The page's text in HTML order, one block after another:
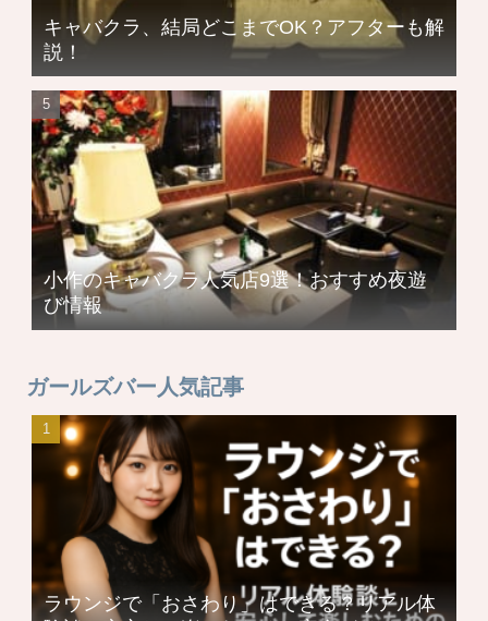
キャバクラ、結局どこまでOK？アフターも解
説！
小作のキャバクラ人気店9選！おすすめ夜遊
び情報
ガールズバー人気記事
ラウンジで「おさわり」はできる？リアル体